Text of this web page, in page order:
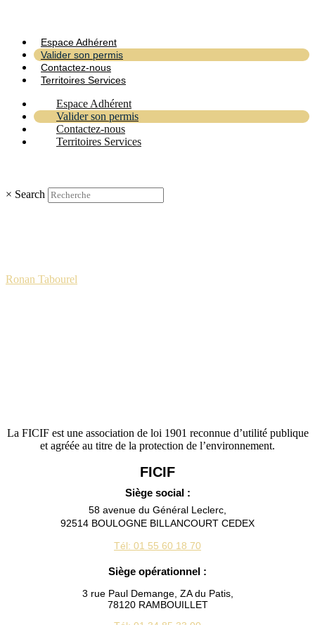
Espace Adhérent
Valider son permis
Contactez-nous
Territoires Services
Espace Adhérent
Valider son permis
Contactez-nous
Territoires Services
× Search
Ronan Tabourel
La FICIF est une association de loi 1901 reconnue d’utilité publique
et agréée au titre de la protection de l’environnement.
FICIF
Siège social :
58 avenue du Général Leclerc,
92514 BOULOGNE BILLANCOURT CEDEX
Tél: 01 55 60 18 70
Siège opérationnel :
3 rue Paul Demange, ZA du Patis,
78120 RAMBOUILLET